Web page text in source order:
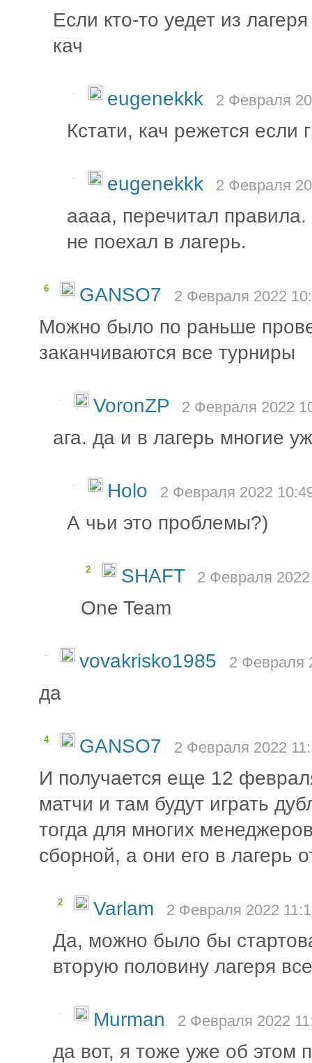
Если кто-то уедет из
кач
- eugenekkk 2 Февраля
Кстати, кач режется
- eugenekkk 2 Февраля
аааа, перечитал
не поехал в лагерь.
6 GANSO7 2 Февраля 2022
Можно было по раньше
заканчиваются все турниры
- VoronZP 2 Февраля 2022
ага. да и в лагерь многие
- Holo 2 Февраля 2022
А чьи это проблемы?)
2 SHAFT 2 Февраля
One Team
- vovakrisko1985 2 Февраля
да
4 GANSO7 2 Февраля 2022
И получается еще 12
матчи и там будут играть
тогда для многих
сборной, а они его в лагерь
2 Varlam 2 Февраля 2022
Да, можно было бы
вторую половину лагеря
- Murman 2 Февраля 2022
да вот, я тоже уже об этом